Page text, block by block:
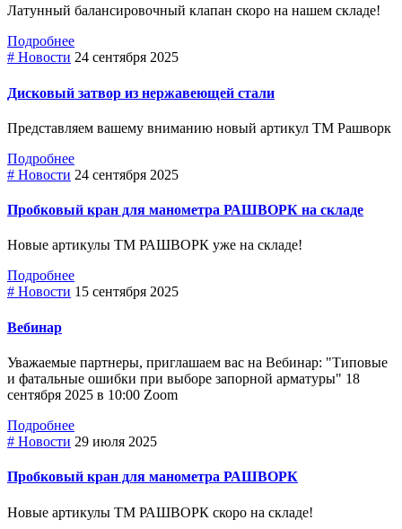
Латунный балансировочный клапан скоро на нашем складе!
Подробнее
# Новости 24 сентября 2025
Дисковый затвор из нержавеющей стали
Представляем вашему вниманию новый артикул ТМ Рашворк
Подробнее
# Новости 24 сентября 2025
Пробковый кран для манометра РАШВОРК на складе
Новые артикулы ТМ РАШВОРК уже на складе!
Подробнее
# Новости 15 сентября 2025
Вебинар
Уважаемые партнеры, приглашаем вас на Вебинар: "Типовые
и фатальные ошибки при выборе зaпopнoй арматуры" 18
сентября 2025 в 10:00 Zoom
Подробнее
# Новости 29 июля 2025
Пробковый кран для манометра РАШВОРК
Новые артикулы ТМ РАШВОРК скоро на складе!